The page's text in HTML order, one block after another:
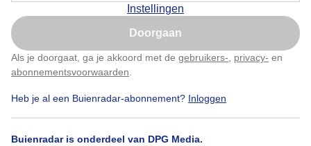
Instellingen
Doorgaan
Als je doorgaat, ga je akkoord met de gebruikers- privacy- en
abonnementsvoorwaarden
Heb je al een Buienradar-abonnement? Inloggen
Buienradar is onderdeel van DPG Media.
Door: Jolanda Bakker
Bekijk slideshow
Nu niet, misschien later
Klik hierom dit aan te passen